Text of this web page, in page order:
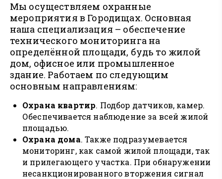
Мы осуществляем охранные
мероприятия в Городищах. Основная
наша специализация – обеспечение
технического мониторинга на
определённой площади, будь то жилой
дом, офисное или промышленное
здание. Работаем по следующим
основным направлениям:
Охрана квартир. Подбор датчиков, камер.
Обеспечивается наблюдение за всей жилой
площадью.
Охрана дома. Также подразумевается
мониторинг, как самой жилой площади, так
и прилегающего участка. При обнаружении
несанкционированного вторжения сигнал